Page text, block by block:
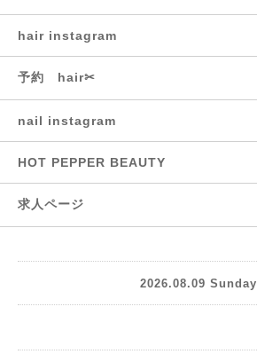
hair instagram
予約 hair✂︎
nail instagram
HOT PEPPER BEAUTY
求人ページ
2026.08.09 Sunday